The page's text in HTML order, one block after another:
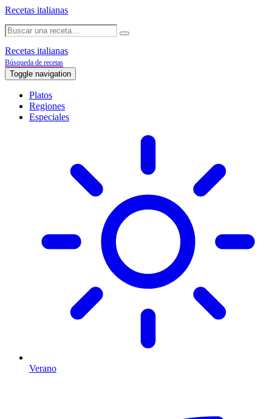
Recetas italianas
Recetas italianas
Búsqueda de recetas
Toggle navigation
Platos
Regiones
Especiales
Verano